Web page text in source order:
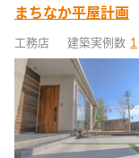
まちなか平屋計画
工務店 建築実例数 1